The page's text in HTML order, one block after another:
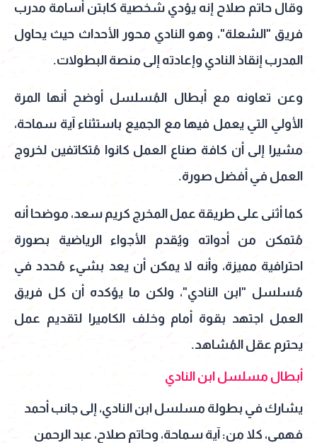
وقال حاتم صلاح إنه يؤدي شخصية كابتن أسامة مدرب
فريق "الشعلة"، وهو النادي محور الأحداث حيث يحاول
المدرب إنقاذ النادي وإعادته إلى منصة البطولات.
وعن تعاونه مع أبطال المُسلسل أوضح أنها المرة
الأولي التي يعمل فيها مع الجميع باستثناء آية سماحة،
مشيرا إلى أن كافة صناع العمل كانوا مُتكاتفين لخروج
العمل في أفضل صورة.
كما أثنى على طريقة عمل المخرج كريم سعد، موضحا أنه
مُتمكن من أدواته ويُقدم الأجواء الرياضية بصورة
احترافية مميزة، وأنه لا يمكن أن يعد بشيء مُحدد في
مُسلسل "ابن النادي"، ولكن ما يؤكده أن كل فريق
العمل اجتهد بقوة أمام وخلف الكاميرا لتقديم عمل
يحترم عقل المُشاهد.
أبطال مسلسل ابن النادي
يشارك في بطولة مسلسل ابن النادي، إلى جانب أحمد
فهمي، كلا من: آية سماحة، وحاتم صلاح، عبد الرحمن